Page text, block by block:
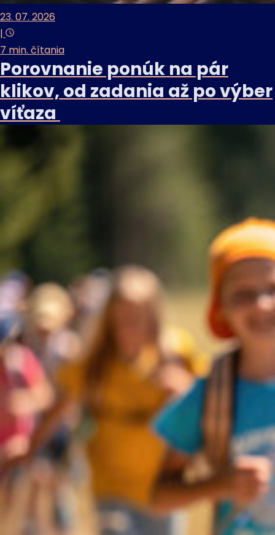
23. 07. 2026
|
7 min. čítania
Porovnanie ponúk na pár
klikov, od zadania až po výber
víťaza